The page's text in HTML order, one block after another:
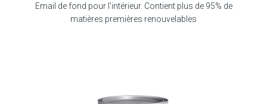
Email de fond pour l’intérieur. Contient plus de 95% de
matières premières renouvelables